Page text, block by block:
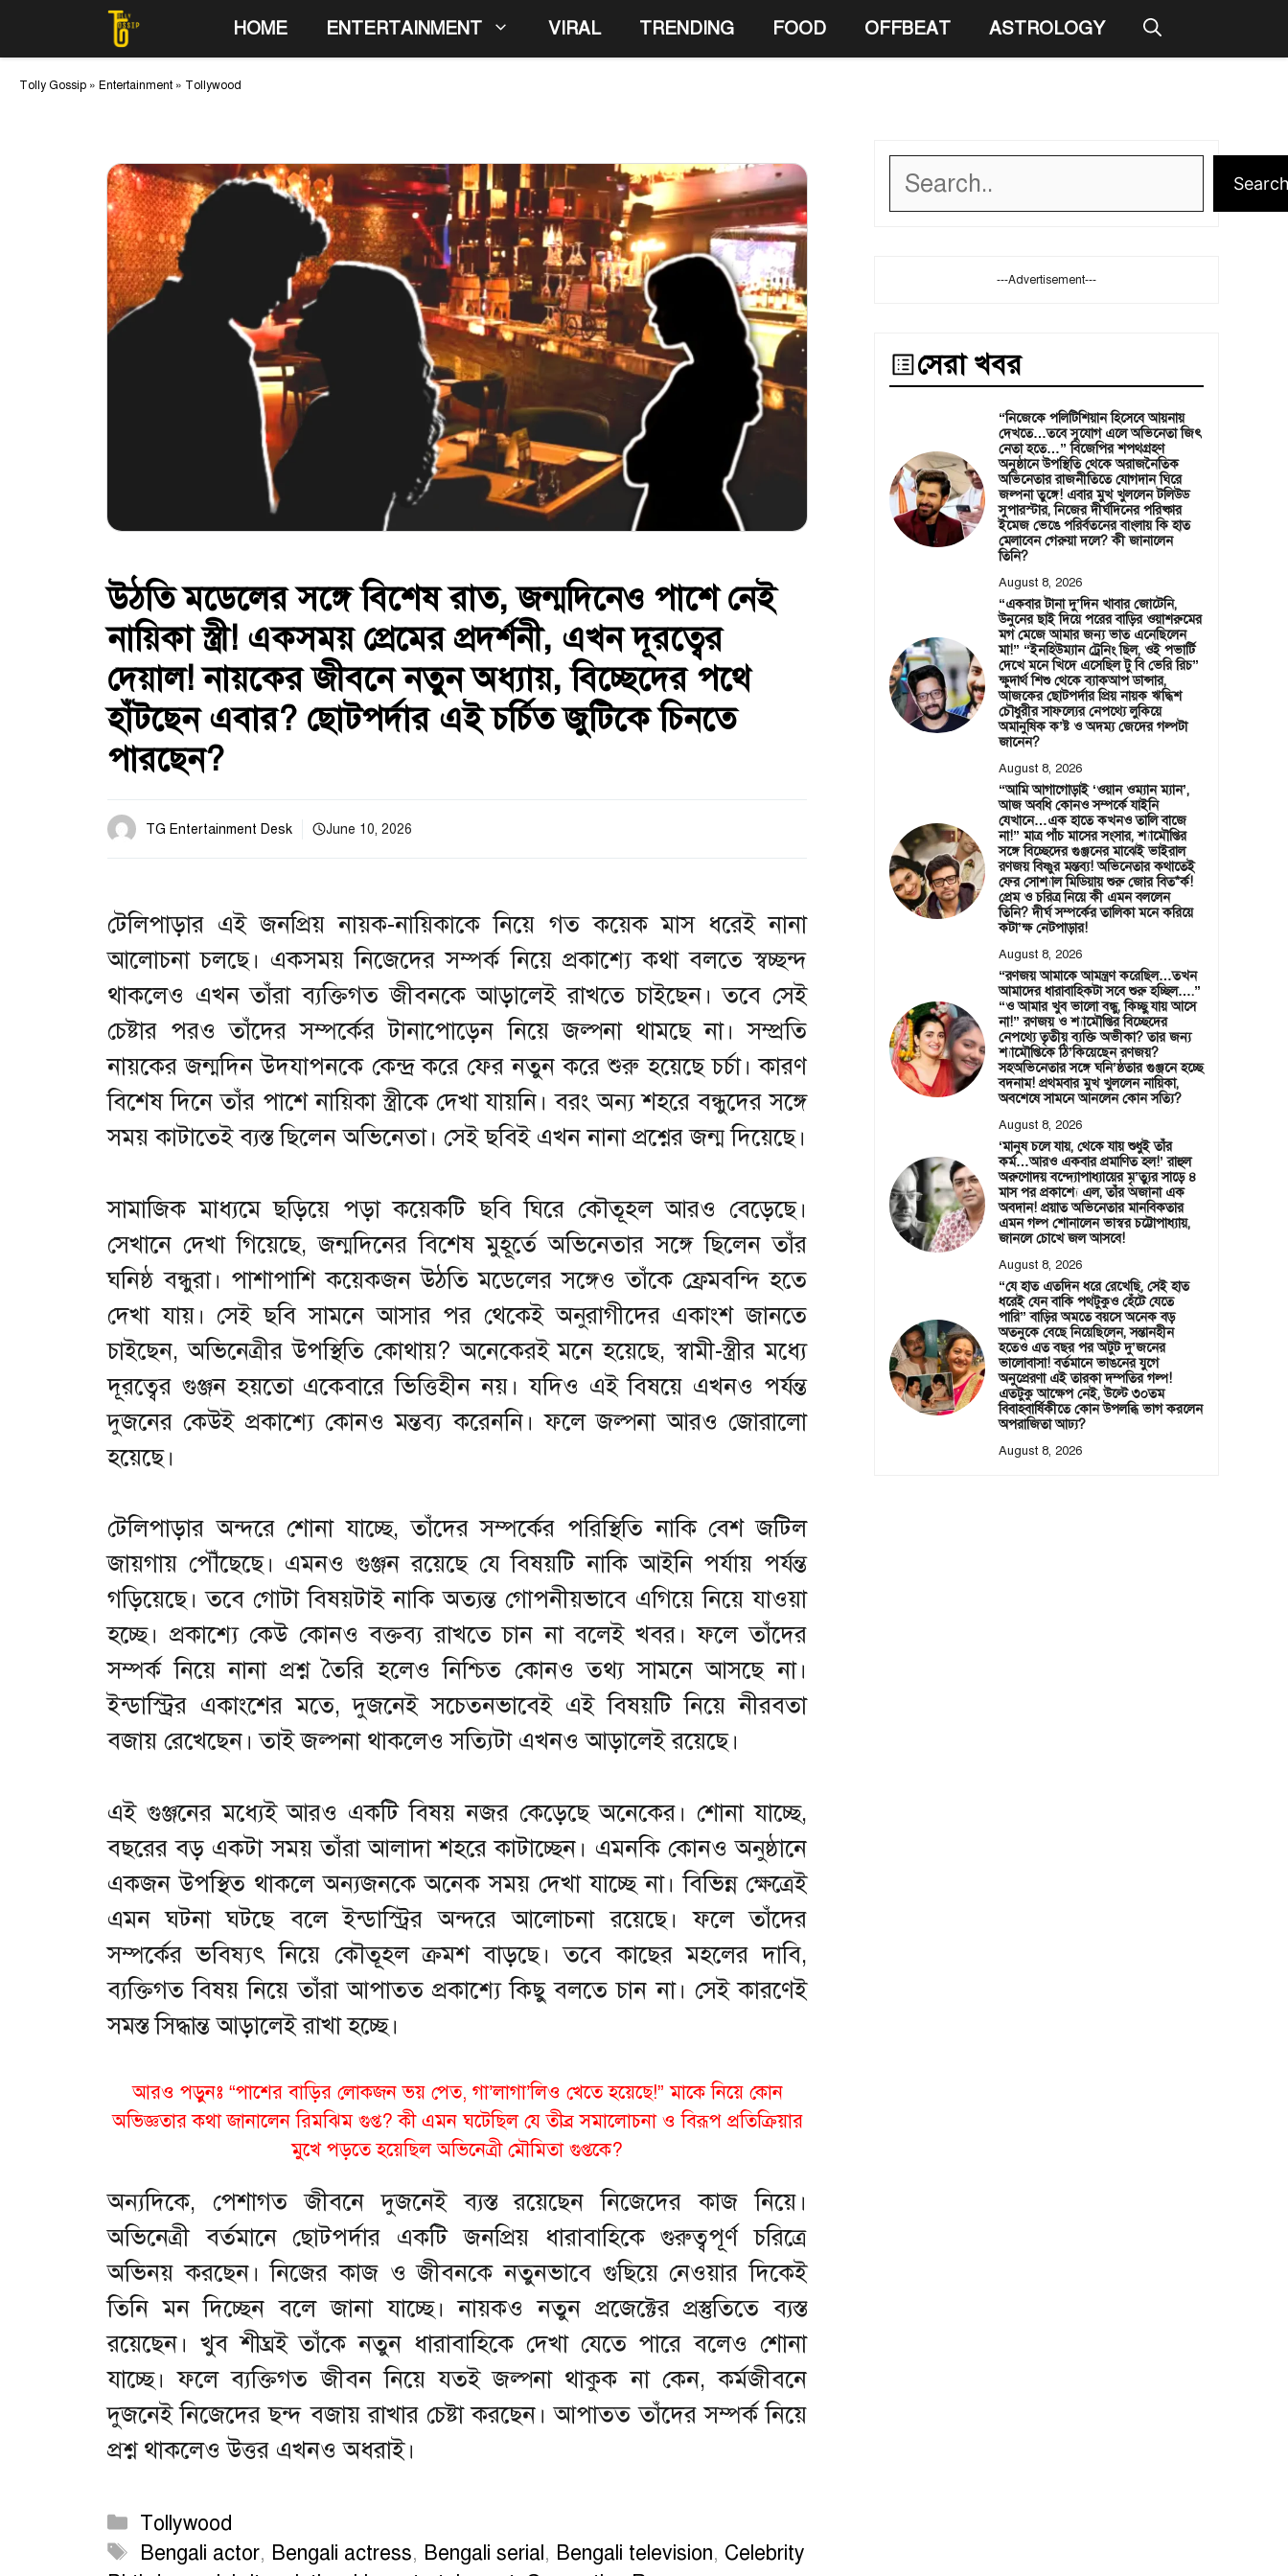
to
content
HOME ENTERTAINMENT VIRAL TRENDING FOOD OFFBEAT ASTROLOGY
Tolly Gossip » Entertainment » Tollywood
উঠতি মডেলের সঙ্গে বিশেষ রাত, জন্মদিনেও পাশে নেই
নায়িকা স্ত্রী! একসময় প্রেমের প্রদর্শনী, এখন দূরত্বের
দেয়াল! নায়কের জীবনে নতুন অধ্যায়, বিচ্ছেদের পথে
হাঁটছেন এবার? ছোটপর্দার এই চর্চিত জুটিকে চিনতে
পারছেন?
TG Entertainment Desk June 10, 2026
টেলিপাড়ার এই জনপ্রিয় নায়ক-নায়িকাকে নিয়ে গত কয়েক মাস ধরেই নানা
আলোচনা চলছে। একসময় নিজেদের সম্পর্ক নিয়ে প্রকাশ্যে কথা বলতে স্বচ্ছন্দ
থাকলেও এখন তাঁরা ব্যক্তিগত জীবনকে আড়ালেই রাখতে চাইছেন। তবে সেই
চেষ্টার পরও তাঁদের সম্পর্কের টানাপোড়েন নিয়ে জল্পনা থামছে না। সম্প্রতি
নায়কের জন্মদিন উদযাপনকে কেন্দ্র করে ফের নতুন করে শুরু হয়েছে চর্চা। কারণ
বিশেষ দিনে তাঁর পাশে নায়িকা স্ত্রীকে দেখা যায়নি। বরং অন্য শহরে বন্ধুদের সঙ্গে
সময় কাটাতেই ব্যস্ত ছিলেন অভিনেতা। সেই ছবিই এখন নানা প্রশ্নের জন্ম দিয়েছে।
সামাজিক মাধ্যমে ছড়িয়ে পড়া কয়েকটি ছবি ঘিরে কৌতূহল আরও বেড়েছে।
সেখানে দেখা গিয়েছে, জন্মদিনের বিশেষ মুহূর্তে অভিনেতার সঙ্গে ছিলেন তাঁর
ঘনিষ্ঠ বন্ধুরা। পাশাপাশি কয়েকজন উঠতি মডেলের সঙ্গেও তাঁকে ফ্রেমবন্দি হতে
দেখা যায়। সেই ছবি সামনে আসার পর থেকেই অনুরাগীদের একাংশ জানতে
চাইছেন, অভিনেত্রীর উপস্থিতি কোথায়? অনেকেরই মনে হয়েছে, স্বামী-স্ত্রীর মধ্যে
দূরত্বের গুঞ্জন হয়তো একেবারে ভিত্তিহীন নয়। যদিও এই বিষয়ে এখনও পর্যন্ত
দুজনের কেউই প্রকাশ্যে কোনও মন্তব্য করেননি। ফলে জল্পনা আরও জোরালো
হয়েছে।
টেলিপাড়ার অন্দরে শোনা যাচ্ছে, তাঁদের সম্পর্কের পরিস্থিতি নাকি বেশ জটিল
জায়গায় পৌঁছেছে। এমনও গুঞ্জন রয়েছে যে বিষয়টি নাকি আইনি পর্যায় পর্যন্ত
গড়িয়েছে। তবে গোটা বিষয়টাই নাকি অত্যন্ত গোপনীয়ভাবে এগিয়ে নিয়ে যাওয়া
হচ্ছে। প্রকাশ্যে কেউ কোনও বক্তব্য রাখতে চান না বলেই খবর। ফলে তাঁদের
সম্পর্ক নিয়ে নানা প্রশ্ন তৈরি হলেও নিশ্চিত কোনও তথ্য সামনে আসছে না।
ইন্ডাস্ট্রির একাংশের মতে, দুজনেই সচেতনভাবেই এই বিষয়টি নিয়ে নীরবতা
বজায় রেখেছেন। তাই জল্পনা থাকলেও সত্যিটা এখনও আড়ালেই রয়েছে।
এই গুঞ্জনের মধ্যেই আরও একটি বিষয় নজর কেড়েছে অনেকের। শোনা যাচ্ছে,
বছরের বড় একটা সময় তাঁরা আলাদা শহরে কাটাচ্ছেন। এমনকি কোনও অনুষ্ঠানে
একজন উপস্থিত থাকলে অন্যজনকে অনেক সময় দেখা যাচ্ছে না। বিভিন্ন ক্ষেত্রেই
এমন ঘটনা ঘটছে বলে ইন্ডাস্ট্রির অন্দরে আলোচনা রয়েছে। ফলে তাঁদের
সম্পর্কের ভবিষ্যৎ নিয়ে কৌতূহল ক্রমশ বাড়ছে। তবে কাছের মহলের দাবি,
ব্যক্তিগত বিষয় নিয়ে তাঁরা আপাতত প্রকাশ্যে কিছু বলতে চান না। সেই কারণেই
সমস্ত সিদ্ধান্ত আড়ালেই রাখা হচ্ছে।
আরও পড়ুনঃ “পাশের বাড়ির লোকজন ভয় পেত, গা’লাগা’লিও খেতে হয়েছে!” মাকে নিয়ে কোন
অভিজ্ঞতার কথা জানালেন রিমঝিম গুপ্ত? কী এমন ঘটেছিল যে তীব্র সমালোচনা ও বিরূপ প্রতিক্রিয়ার
মুখে পড়তে হয়েছিল অভিনেত্রী মৌমিতা গুপ্তকে?
অন্যদিকে, পেশাগত জীবনে দুজনেই ব্যস্ত রয়েছেন নিজেদের কাজ নিয়ে।
অভিনেত্রী বর্তমানে ছোটপর্দার একটি জনপ্রিয় ধারাবাহিকে গুরুত্বপূর্ণ চরিত্রে
অভিনয় করছেন। নিজের কাজ ও জীবনকে নতুনভাবে গুছিয়ে নেওয়ার দিকেই
তিনি মন দিচ্ছেন বলে জানা যাচ্ছে। নায়কও নতুন প্রজেক্টের প্রস্তুতিতে ব্যস্ত
রয়েছেন। খুব শীঘ্রই তাঁকে নতুন ধারাবাহিকে দেখা যেতে পারে বলেও শোনা
যাচ্ছে। ফলে ব্যক্তিগত জীবন নিয়ে যতই জল্পনা থাকুক না কেন, কর্মজীবনে
দুজনেই নিজেদের ছন্দ বজায় রাখার চেষ্টা করছেন। আপাতত তাঁদের সম্পর্ক নিয়ে
প্রশ্ন থাকলেও উত্তর এখনও অধরাই।
Categories
Tollywood
Tags
Bengali actor, Bengali actress, Bengali serial, Bengali television, Celebrity
Search
---Advertisement---
সেরা খবর
“নিজেকে পলিটিশিয়ান হিসেবে আয়নায়
দেখতে…তবে সুযোগ এলে অভিনেতা জিৎ
নেতা হতে…” বিজেপির শপথগ্রহণ
অনুষ্ঠানে উপস্থিতি থেকে অরাজনৈতিক
অভিনেতার রাজনীতিতে যোগদান ঘিরে
জল্পনা তুঙ্গে! এবার মুখ খুললেন টলিউড
সুপারস্টার, নিজের দীর্ঘদিনের পরিষ্কার
ইমেজ ভেঙে পরির্বতনের বাংলায় কি হাত
মেলাবেন গেরুয়া দলে? কী জানালেন
তিনি?
August 8, 2026
“একবার টানা দু’দিন খাবার জোটেনি,
উনুনের ছাই দিয়ে পরের বাড়ির ওয়াশরুমের
মগ মেজে আমার জন্য ভাত এনেছিলেন
মা!” “ইনহিউম্যান ট্রেনিং ছিল, ওই পভার্টি
দেখে মনে খিদে এসেছিল টু বি ভেরি রিচ”
ক্ষুদার্থ শিশু থেকে ব্যাকআপ ডান্সার,
আজকের ছোটপর্দার প্রিয় নায়ক ঋদ্ধিশ
চৌধুরীর সাফল্যের নেপথ্যে লুকিয়ে
অমানুষিক ক’ষ্ট ও অদম্য জেদের গল্পটা
জানেন?
August 8, 2026
“আমি আগাগোড়াই ‘ওয়ান ওম্যান ম্যান’,
আজ অবধি কোনও সম্পর্কে যাইনি
যেখানে…এক হাতে কখনও তালি বাজে
না!” মাত্র পাঁচ মাসের সংসার, শ্যামৌপ্তির
সঙ্গে বিচ্ছেদের গুঞ্জনের মাঝেই ভাইরাল
রণজয় বিষ্ণুর মন্তব্য! অভিনেতার কথাতেই
ফের সোশ্যাল মিডিয়ায় শুরু জোর বিত*র্ক!
প্রেম ও চরিত্র নিয়ে কী এমন বললেন
তিনি? দীর্ঘ সম্পর্কের তালিকা মনে করিয়ে
কটা’ক্ষ নেটপাড়ার!
August 8, 2026
“রণজয় আমাকে আমন্ত্রণ করেছিল…তখন
আমাদের ধারাবাহিকটা সবে শুরু হচ্ছিল….”
“ও আমার খুব ভালো বন্ধু, কিচ্ছু যায় আসে
না!” রণজয় ও শ্যামৌপ্তির বিচ্ছেদের
নেপথ্যে তৃতীয় ব্যক্তি অভীকা? তার জন্য
শ্যামৌপ্তিকে ঠি’কিয়েছেন রণজয়?
সহঅভিনেতার সঙ্গে ঘনি’ষ্ঠতার গুঞ্জনে হচ্ছে
বদনাম! প্রথমবার মুখ খুললেন নায়িকা,
অবশেষে সামনে আনলেন কোন সত্যি?
August 8, 2026
‘মানুষ চলে যায়, থেকে যায় শুধুই তাঁর
কর্ম…আরও একবার প্রমাণিত হল!’ রাহুল
অরুণোদয় বন্দ্যোপাধ্যায়ের মৃ’ত্যুর সাড়ে ৪
মাস পর প্রকাশ্যে এল, তাঁর অজানা এক
অবদান! প্রয়াত অভিনেতার মানবিকতার
এমন গল্প শোনালেন ভাস্বর চট্টোপাধ্যায়,
জানলে চোখে জল আসবে!
August 8, 2026
“যে হাত এতদিন ধরে রেখেছি, সেই হাত
ধরেই যেন বাকি পথটুকুও হেঁটে যেতে
পারি” বাড়ির অমতে বয়সে অনেক বড়
অতনুকে বেছে নিয়েছিলেন, সন্তানহীন
হতেও এত বছর পর অটুট দু’জনের
ভালোবাসা! বর্তমানে ভাঙনের যুগে
অনুপ্রেরণা এই তারকা দম্পতির গল্প!
এতটুকু আক্ষেপ নেই, উল্টে ৩০তম
বিবাহবার্ষিকীতে কোন উপলব্ধি ভাগ করলেন
অপরাজিতা আঢ্য?
August 8, 2026